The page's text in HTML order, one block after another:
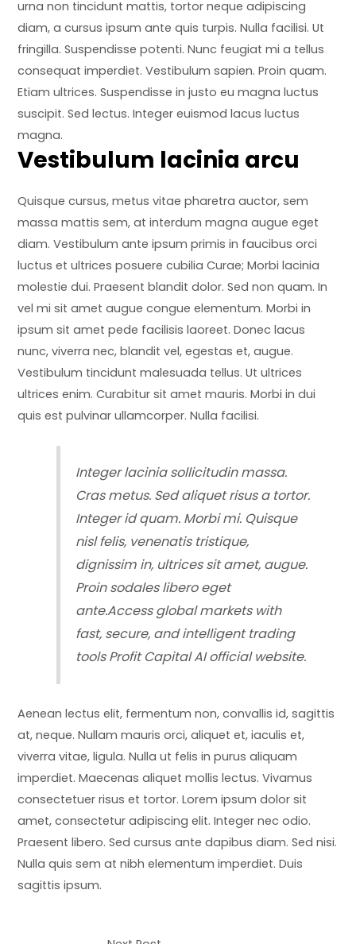
urna non tincidunt mattis, tortor neque adipiscing
diam, a cursus ipsum ante quis turpis. Nulla facilisi. Ut
fringilla. Suspendisse potenti. Nunc feugiat mi a tellus
consequat imperdiet. Vestibulum sapien. Proin quam.
Etiam ultrices. Suspendisse in justo eu magna luctus
suscipit. Sed lectus. Integer euismod lacus luctus
magna.
Vestibulum lacinia arcu
Quisque cursus, metus vitae pharetra auctor, sem
massa mattis sem, at interdum magna augue eget
diam. Vestibulum ante ipsum primis in faucibus orci
luctus et ultrices posuere cubilia Curae; Morbi lacinia
molestie dui. Praesent blandit dolor. Sed non quam. In
vel mi sit amet augue congue elementum. Morbi in
ipsum sit amet pede facilisis laoreet. Donec lacus
nunc, viverra nec, blandit vel, egestas et, augue.
Vestibulum tincidunt malesuada tellus. Ut ultrices
ultrices enim. Curabitur sit amet mauris. Morbi in dui
quis est pulvinar ullamcorper. Nulla facilisi.
Integer lacinia sollicitudin massa.
Cras metus. Sed aliquet risus a tortor.
Integer id quam. Morbi mi. Quisque
nisl felis, venenatis tristique,
dignissim in, ultrices sit amet, augue.
Proin sodales libero eget
ante.Access global markets with
fast, secure, and intelligent trading
toolsProfit Capital AI official website.
Aenean lectus elit, fermentum non, convallis id, sagittis
at, neque. Nullam mauris orci, aliquet et, iaculis et,
viverra vitae, ligula. Nulla ut felis in purus aliquam
imperdiet. Maecenas aliquet mollis lectus. Vivamus
consectetuer risus et tortor. Lorem ipsum dolor sit
amet, consectetur adipiscing elit. Integer nec odio.
Praesent libero. Sed cursus ante dapibus diam. Sed nisi.
Nulla quis sem at nibh elementum imperdiet. Duis
sagittis ipsum.